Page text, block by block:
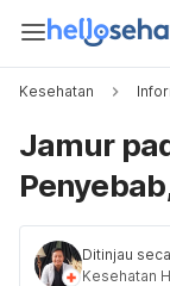
Kesehatan
Jamur
Ditinjau
Kesehatan